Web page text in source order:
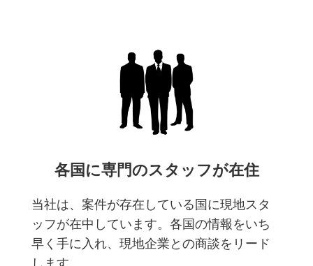
各国に専門のスタッフが在住
当社は、案件が存在している国に現地スタ
ッフが在中しています。各国の情報をいち
早く手に入れ、現地企業との商談をリード
します。